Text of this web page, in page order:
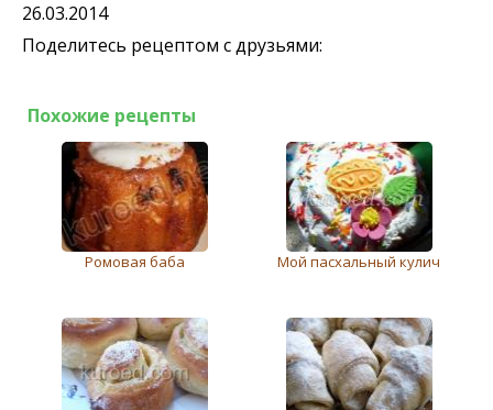
26.03.2014
Поделитесь рецептом с друзьями:
Похожие рецепты
Ромовая баба Мой пасхальный кулич